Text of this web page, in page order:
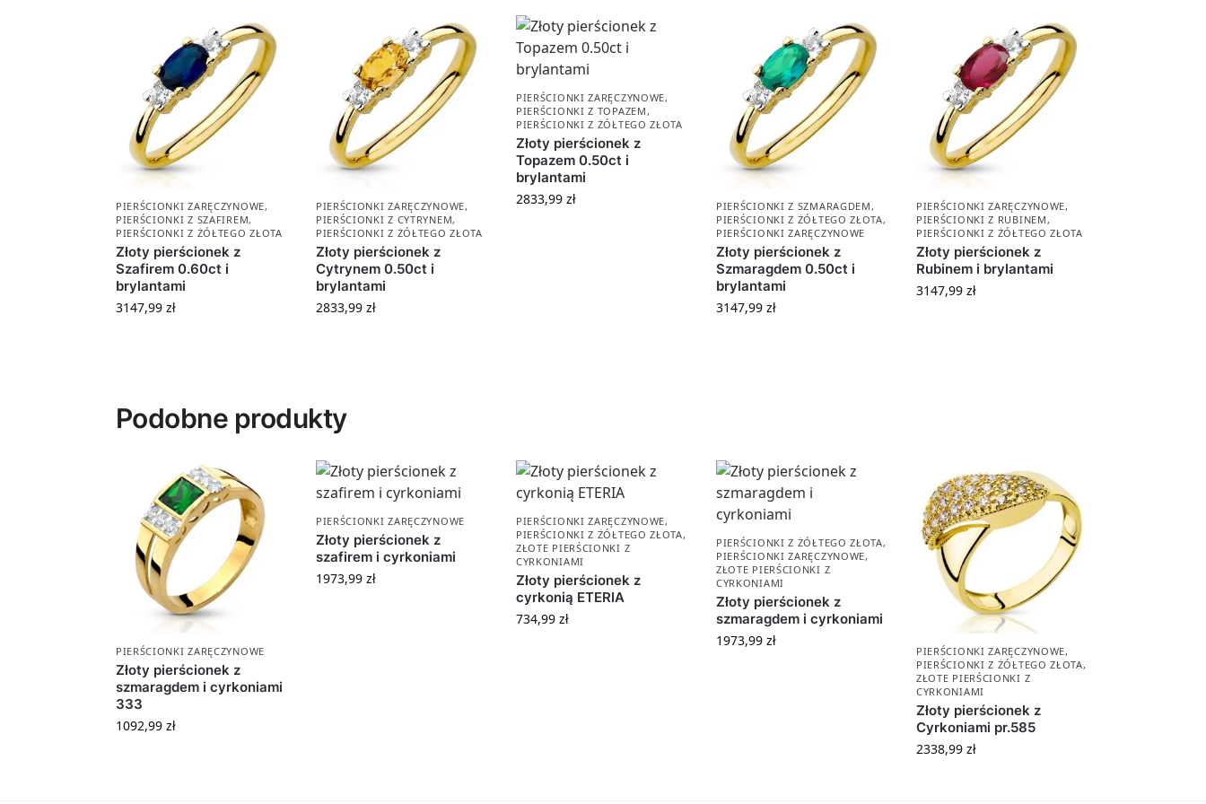
PIERŚCIONKI ZARĘCZYNOWE,
PIERŚCIONKI Z SZAFIREM,
PIERŚCIONKI Z ŻÓŁTEGO ZŁOTA
Złoty pierścionek z
Szafirem 0.60ct i
brylantami
3147,99 zł
PIERŚCIONKI ZARĘCZYNOWE,
PIERŚCIONKI Z CYTRYNEM,
PIERŚCIONKI Z ŻÓŁTEGO ZŁOTA
Złoty pierścionek z
Cytrynem 0.50ct i
brylantami
2833,99 zł
PIERŚCIONKI ZARĘCZYNOWE,
PIERŚCIONKI Z TOPAZEM,
PIERŚCIONKI Z ŻÓŁTEGO ZŁOTA
Złoty pierścionek z
Topazem 0.50ct i
brylantami
2833,99 zł PIERŚCIONKI Z SZMARAGDEM,
PIERŚCIONKI Z ŻÓŁTEGO ZŁOTA,
PIERŚCIONKI ZARĘCZYNOWE
Złoty pierścionek z
Szmaragdem 0.50ct i
brylantami
3147,99 zł
PIERŚCIONKI ZARĘCZYNOWE,
PIERŚCIONKI Z RUBINEM,
PIERŚCIONKI Z ŻÓŁTEGO ZŁOTA
Złoty pierścionek z
Rubinem i brylantami
3147,99 zł
Podobne produkty
PIERŚCIONKI ZARĘCZYNOWE
Złoty pierścionek z
szmaragdem i cyrkoniami
333
1092,99 zł
PIERŚCIONKI ZARĘCZYNOWE
Złoty pierścionek z
szafirem i cyrkoniami
1973,99 zł
PIERŚCIONKI ZARĘCZYNOWE,
PIERŚCIONKI Z ŻÓŁTEGO ZŁOTA,
ZŁOTE PIERŚCIONKI Z
CYRKONIAMI
Złoty pierścionek z
cyrkonią ETERIA
734,99 zł
PIERŚCIONKI Z ŻÓŁTEGO ZŁOTA,
PIERŚCIONKI ZARĘCZYNOWE,
ZŁOTE PIERŚCIONKI Z
CYRKONIAMI
Złoty pierścionek z
szmaragdem i cyrkoniami
1973,99 zł
PIERŚCIONKI ZARĘCZYNOWE,
PIERŚCIONKI Z ŻÓŁTEGO ZŁOTA,
ZŁOTE PIERŚCIONKI Z
CYRKONIAMI
Złoty pierścionek z
Cyrkoniami pr.585
2338,99 zł